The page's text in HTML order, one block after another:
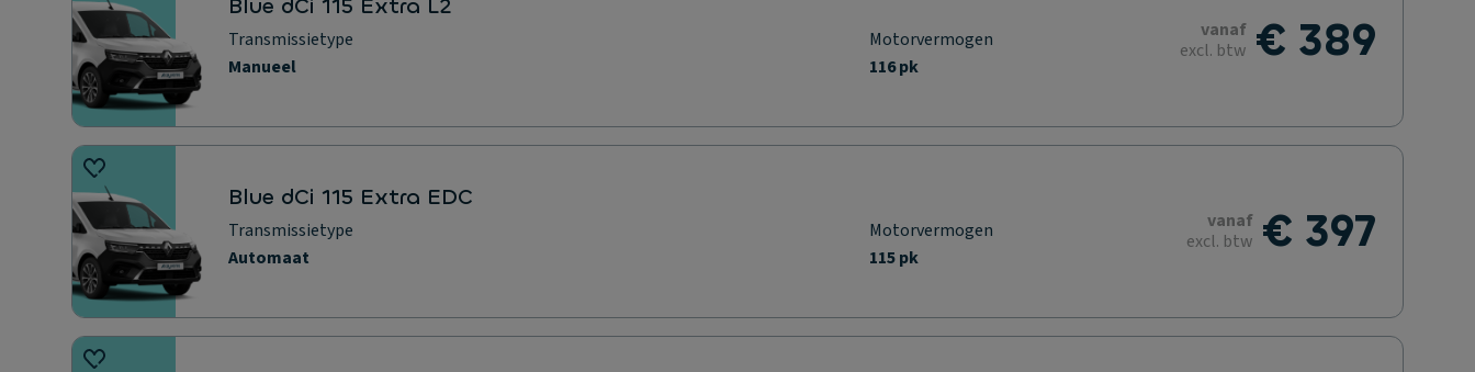
Blue dCi 115 Extra L2
Transmissietype
Manueel
Motorvermogen
116 pk
€ 389
vanaf
excl. btw
Blue dCi 115 Extra EDC
Transmissietype
Automaat
Motorvermogen
115 pk
€ 397
vanaf
excl. btw